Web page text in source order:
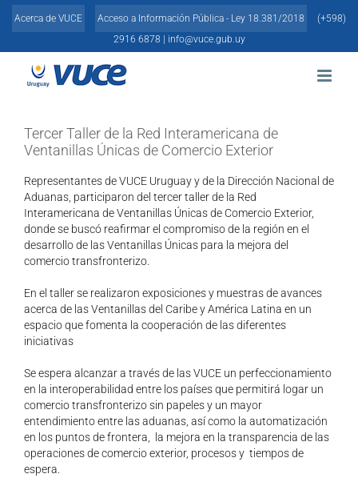
Skip
Acerca de VUCE Acceso a Información Pública - Ley 18.381/2018
(+598)
2916 6878 |
info@vuce.gub.uy
Tercer Taller de la Red Interamericana de
Ventanillas Únicas de Comercio Exterior
Representantes de VUCE Uruguay y de la Dirección Nacional de
Aduanas, participaron del tercer taller de la Red
Interamericana de Ventanillas Únicas de Comercio Exterior,
donde se buscó reafirmar el compromiso de la región en el
desarrollo de las Ventanillas Únicas para la mejora del
comercio transfronterizo.
En el taller se realizaron exposiciones y muestras de avances
acerca de las Ventanillas del Caribe y América Latina en un
espacio que fomenta la cooperación de las diferentes
iniciativas
Se espera alcanzar a través de las VUCE un perfeccionamiento
en la interoperabilidad entre los países que permitirá logar un
comercio transfronterizo sin papeles y un mayor
entendimiento entre las aduanas, así como la automatización
en los puntos de frontera, la mejora en la transparencia de las
operaciones de comercio exterior, procesos y tiempos de
espera.